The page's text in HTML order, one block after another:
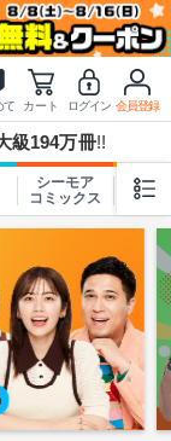
て カート ログイン 会員登録
級194万冊!!
シーモア
コミックス
TL